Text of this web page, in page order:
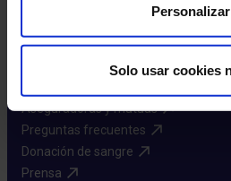
Personalizar
Solo usar cookies
Enlaces de interés
Aseguradoras y mutuas​
Preguntas frecuentes​
Donación de sangre​
Prensa​